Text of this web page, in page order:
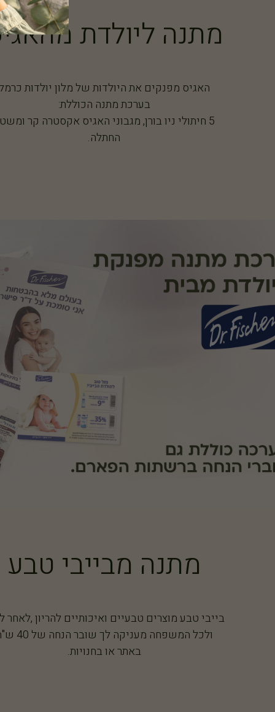
מתנה ליולדת
האגיס מפנקים את היולדות של מלון יולדות
בערכת מתנה הכוללת:
5 חיתולי ניו בורן, מגבוני
האגיס אקסטרה קר
החתלה.
מתנה מבייבי טבע
בייבי טבע מוצרים טבעיים ואיכותיים להריון ,לאחר
ולכל המשפחה מעניקה לך
באתר או בחנויות.